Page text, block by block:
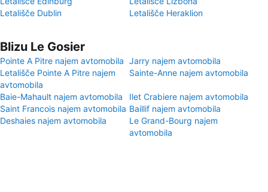
Letališče Dublin
Letališče Heraklion
Blizu Le Gosier
Pointe A Pitre najem avtomobila Jarry najem avtomobila
Letališče Pointe A Pitre najem
avtomobila
Sainte-Anne najem avtomobila
Baie-Mahault najem avtomobila
Ilet Crabiere najem avtomobila
Saint Francois najem avtomobila Baillif najem avtomobila
Deshaies najem avtomobila
Le Grand-Bourg najem
avtomobila